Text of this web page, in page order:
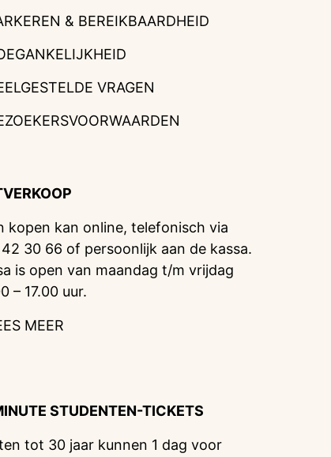
& BEREIKBAARDHEID
VRAGEN
kopen kan online, telefonisch via
30 66 of persoonlijk aan de kassa.
is open van maandag t/m vrijdag
– 17.00 uur.
MEER
STUDENTEN-TICKETS
tot 30 jaar kunnen 1 dag voor